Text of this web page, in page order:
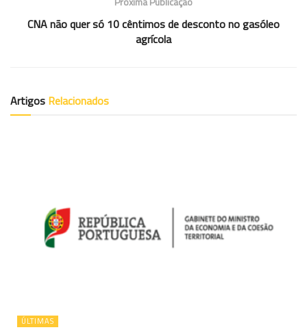
CNA não quer só 10 cêntimos de desconto no gasóleo
agrícola
Artigos Relacionados
ÚLTIMAS